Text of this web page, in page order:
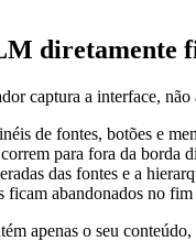
diretamente
captura a interface, não
de fontes, botões e
para fora da borda
das fontes e a
ficam abandonados no
apenas o seu